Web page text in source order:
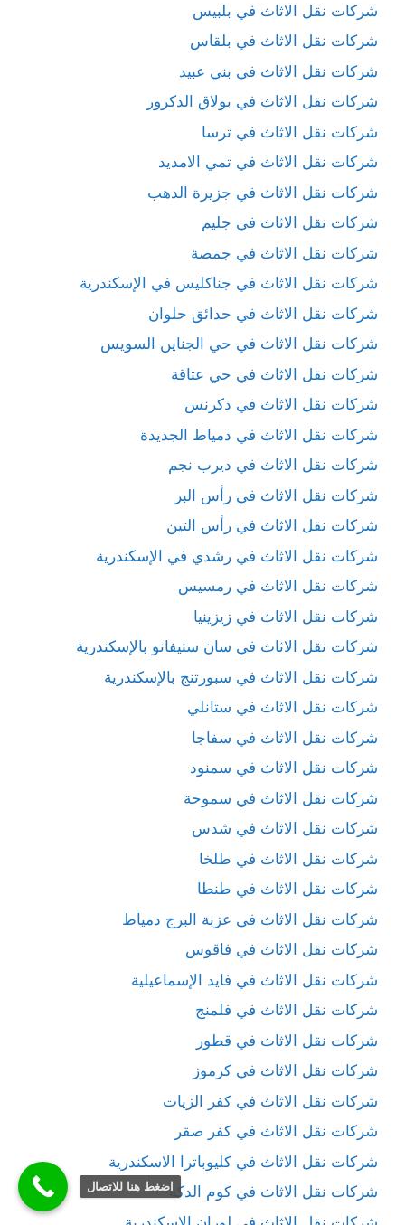
شركات نقل الاثاث في بلبيس
شركات نقل الاثاث في بلقاس
شركات نقل الاثاث في بني عبيد
شركات نقل الاثاث في بولاق الدكرور
شركات نقل الاثاث في ترسا
شركات نقل الاثاث في تمي الامديد
شركات نقل الاثاث في جزيرة الدهب
شركات نقل الاثاث في جليم
شركات نقل الاثاث في جمصة
شركات نقل الاثاث في جناكليس في الإسكندرية
شركات نقل الاثاث في حدائق حلوان
شركات نقل الاثاث في حي الجناين السويس
شركات نقل الاثاث في حي عتاقة
شركات نقل الاثاث في دكرنس
شركات نقل الاثاث في دمياط الجديدة
شركات نقل الاثاث في ديرب نجم
شركات نقل الاثاث في رأس البر
شركات نقل الاثاث في رأس التين
شركات نقل الاثاث في رشدي في الإسكندرية
شركات نقل الاثاث في رمسيس
شركات نقل الاثاث في زيزينيا
شركات نقل الاثاث في سان ستيفانو بالإسكندرية
شركات نقل الاثاث في سبورتنج بالإسكندرية
شركات نقل الاثاث في ستانلي
شركات نقل الاثاث في سفاجا
شركات نقل الاثاث في سمنود
شركات نقل الاثاث في سموحة
شركات نقل الاثاث في شدس
شركات نقل الاثاث في طلخا
شركات نقل الاثاث في طنطا
شركات نقل الاثاث في عزبة البرج دمياط
شركات نقل الاثاث في فاقوس
شركات نقل الاثاث في فايد الإسماعيلية
شركات نقل الاثاث في فلمنج
شركات نقل الاثاث في قطور
شركات نقل الاثاث في كرموز
شركات نقل الاثاث في كفر الزيات
شركات نقل الاثاث في كفر صقر
شركات نقل الاثاث في كليوباترا الاسكندرية
شركات نقل الاثاث في كوم الدكةاضغط هنا للاتصال